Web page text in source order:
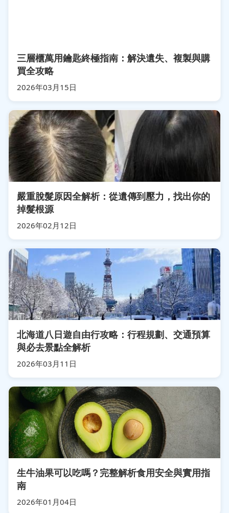
三層櫃萬用鑰匙終極指南：解決遺失、複製與購
買全攻略
2026年03月15日
嚴重脫髮原因全解析：從遺傳到壓力，找出你的
掉髮根源
2026年02月12日
北海道八日遊自由行攻略：行程規劃、交通預算
與必去景點全解析
2026年03月11日
生牛油果可以吃嗎？完整解析食用安全與實用指
南
2026年01月04日